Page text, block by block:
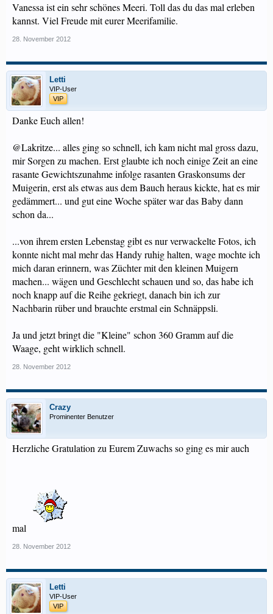
Vanessa ist ein sehr schönes Meeri. Toll das du das mal erleben
kannst. Viel Freude mit eurer Meerifamilie.
28. November 2012
Letti
VIP-User
VIP
Danke Euch allen!
@Lakritze... alles ging so schnell, ich kam nicht mal gross dazu,
mir Sorgen zu machen. Erst glaubte ich noch einige Zeit an eine
rasante Gewichtszunahme infolge rasanten Graskonsums der
Muigerin, erst als etwas aus dem Bauch heraus kickte, hat es mir
gedämmert... und gut eine Woche später war das Baby dann
schon da...
...von ihrem ersten Lebenstag gibt es nur verwackelte Fotos, ich
konnte nicht mal mehr das Handy ruhig halten, wage mochte ich
mich daran erinnern, was Züchter mit den kleinen Muigern
machen... wägen und Geschlecht schauen und so, das habe ich
noch knapp auf die Reihe gekriegt, danach bin ich zur
Nachbarin rüber und brauchte erstmal ein Schnäppsli.
Ja und jetzt bringt die "Kleine" schon 360 Gramm auf die
Waage, geht wirklich schnell.
28. November 2012
Crazy
Prominenter Benutzer
Herzliche Gratulation zu Eurem Zuwachs so ging es mir auch
mal
28. November 2012
Letti
VIP-User
VIP